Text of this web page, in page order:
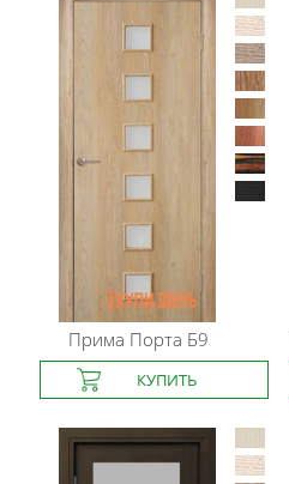
Прима Порта Б9